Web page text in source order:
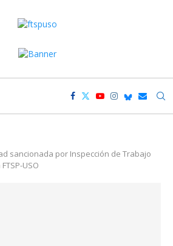
sancionada por Inspección de Trabajo
USO